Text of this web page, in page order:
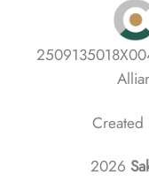
Created
2026